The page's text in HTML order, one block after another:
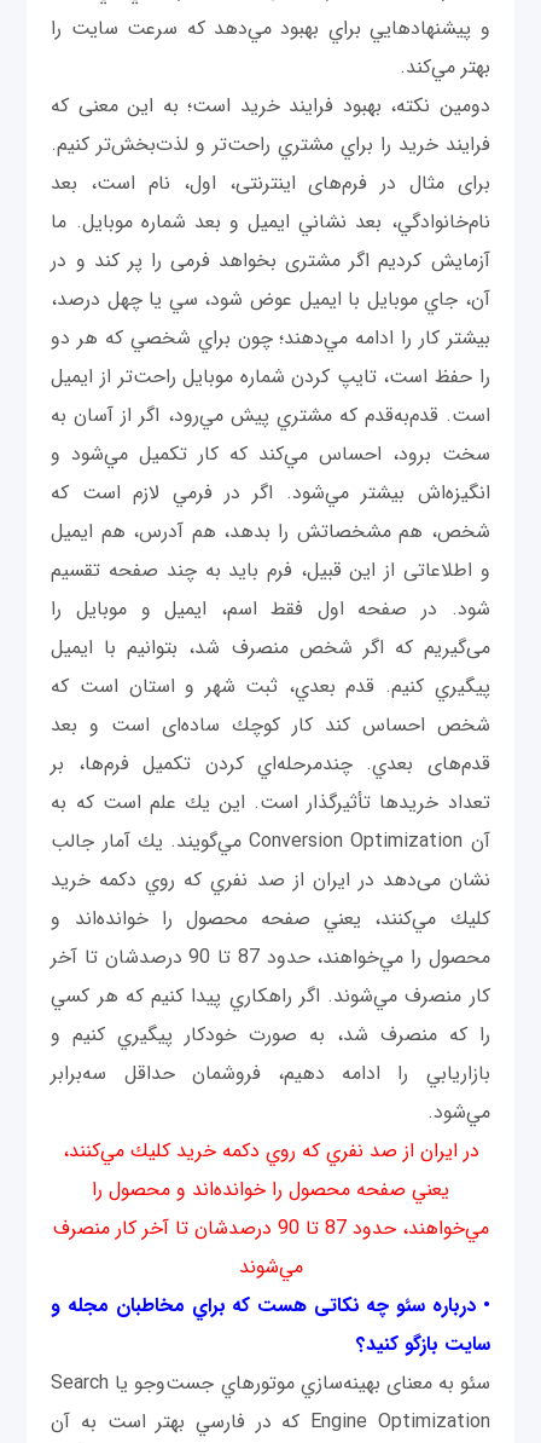
و پيشنهاد‌هايي براي بهبود مي‌دهد كه سرعت سايت را
بهتر مي‌كند.
دومين نكته، بهبود فرايند خريد است؛ به این معنی که
فرايند خريد را براي مشتري راحت‌تر و لذت‌بخش‌تر كنيم.
برای مثال در فرم‌های اینترنتی، اول، نام است، بعد
نام‌خانوادگي، بعد نشاني ايميل و بعد شماره موبايل. ما
آزمایش کردیم اگر مشتری بخواهد فرمی را پر کند و در
آن، جاي موبايل با ايميل عوض شود، سي یا چهل درصد،
بيشتر كار را ادامه مي‌دهند؛ چون براي شخصي كه هر دو
را حفظ است، تايپ كردن شماره موبايل راحت‌تر از ايميل
است. قدم‌به‌قدم كه مشتري پيش مي‌رود، اگر از آسان به
سخت برود، احساس مي‌كند كه كار تكميل مي‌شود و
انگيزه‌اش بيشتر مي‌شود. اگر در فرمي لازم است كه
شخص، هم مشخصاتش را بدهد، هم آدرس، هم ایمیل
و اطلاعاتی از این قبیل، فرم بايد به چند صفحه تقسيم
شود. در صفحه اول فقط اسم، ایمیل و موبايل را
می‌گيريم كه اگر شخص منصرف شد، بتوانيم با ايميل
پيگيري كنيم. قدم بعدي، ثبت شهر و استان است كه
شخص احساس كند كار كوچك ساده‌ای است و بعد
قدم‌های بعدي. چندمرحله‌اي كردن تکمیل فرم‌ها، بر
تعداد خريدها تأثيرگذار است. اين يك علم است كه به
آن Conversion Optimization مي‌گويند. يك آمار جالب
نشان می‌دهد در ايران از صد نفري كه روي دکمه خريد
كليك مي‌كنند، يعني صفحه محصول را خوانده‌اند و
محصول را مي‌خواهند، حدود 87 تا 90 درصدشان تا آخر
كار منصرف مي‌شوند. اگر راهكاري پيدا كنيم كه هر كسي
را که منصرف شد، به صورت خودکار پيگيري كنيم و
بازاريابي را ادامه دهيم، فروشمان حداقل سه‌برابر
مي‌شود.
در ايران از صد نفري كه روي دکمه خريد كليك مي‌كنند،
يعني صفحه محصول را خوانده‌اند و محصول را
مي‌خواهند، حدود 87 تا 90 درصدشان تا آخر كار منصرف
مي‌شوند
• درباره سئو چه نکاتی هست که براي مخاطبان مجله و
سايت بازگو کنید؟
سئو به معنای بهينه‌سازي موتورهاي جست‌وجو يا Search
Engine Optimization كه در فارسي بهتر است به آن